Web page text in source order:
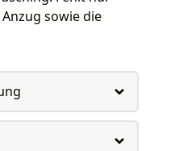
sowie die